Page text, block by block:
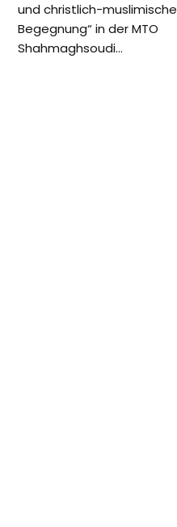
und christlich-muslimische
Begegnung“ in der MTO
Shahmaghsoudi…